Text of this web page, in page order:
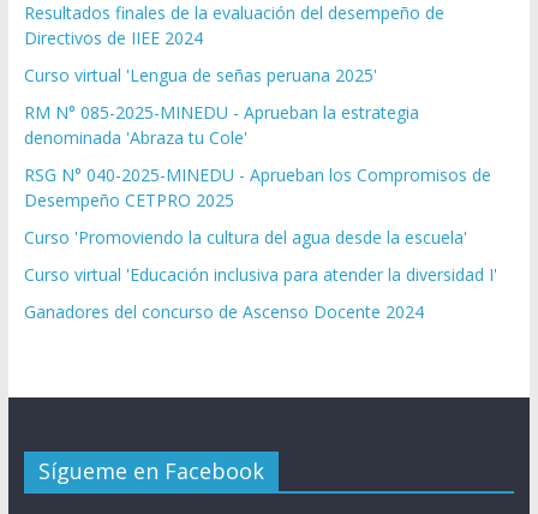
Resultados finales de la evaluación del desempeño de
Directivos de IIEE 2024
Curso virtual 'Lengua de señas peruana 2025'
RM N° 085-2025-MINEDU - Aprueban la estrategia
denominada 'Abraza tu Cole'
RSG N° 040-2025-MINEDU - Aprueban los Compromisos de
Desempeño CETPRO 2025
Curso 'Promoviendo la cultura del agua desde la escuela'
Curso virtual 'Educación inclusiva para atender la diversidad I'
Ganadores del concurso de Ascenso Docente 2024
Sígueme en Facebook